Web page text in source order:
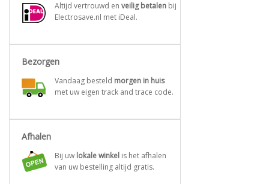
Altijd vertrouwd en veilig betalen bij
Electrosave.nl met iDeal.
Bezorgen
Vandaag besteld morgen in huis
met uw eigen track and trace code.
Afhalen
Bij uw lokale winkel is het afhalen
van uw bestelling altijd gratis.